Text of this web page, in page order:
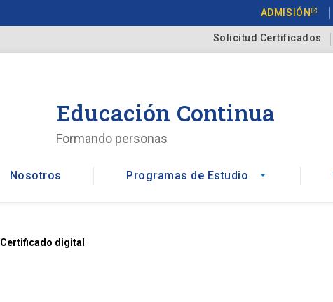
ADMISIÓN
Solicitud Certificados
Educación Continua
Formando personas
Nosotros Programas de Estudio arrow_drop_down
Certificado digital